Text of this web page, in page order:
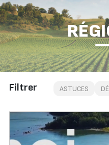
Filtrer ASTUCES